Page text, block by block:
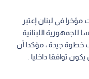
في لبنان إعتبر
اللبنانية
خطوة جيدة ، مؤكدا أن
توافقا داخليا .